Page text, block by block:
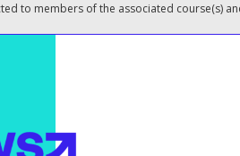
to members of the associated course(s)